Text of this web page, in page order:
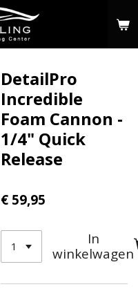
DetailPro
Incredible
Foam Cannon -
1/4" Quick
Release
€ 59,95
In
winkelwagen